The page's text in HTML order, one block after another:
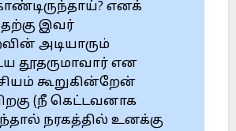
எனக்
இவர்
அடியாரும்
தூதருமாவார் என
கூறுகின்றேன்
(நீ கெட்டவனாக
நரகத்தில் உனக்கு